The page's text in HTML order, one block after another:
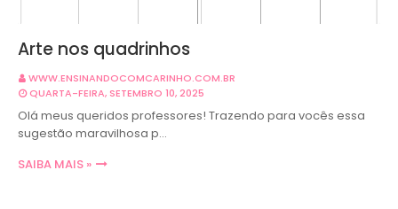
Arte nos quadrinhos
WWW.ENSINANDOCOMCARINHO.COM.BR
QUARTA-FEIRA, SETEMBRO 10, 2025
Olá meus queridos professores! Trazendo para vocês essa
sugestão maravilhosa p…
SAIBA MAIS »